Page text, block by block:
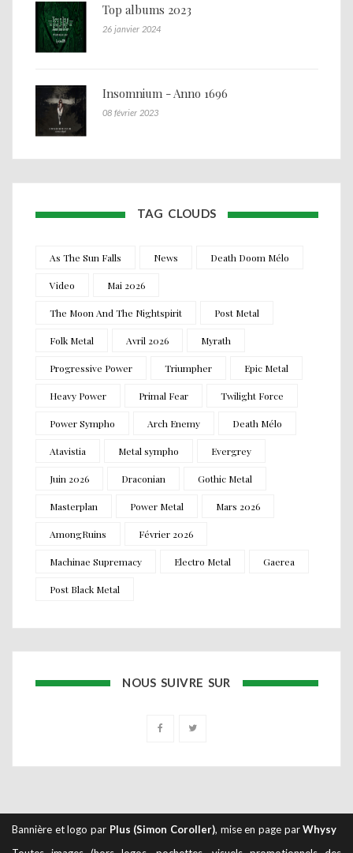
Top albums 2023
26 janvier 2024
Insomnium - Anno 1696
08 février 2023
TAG CLOUDS
As The Sun Falls News Death Doom Mélo
Video Mai 2026
The Moon And The Nightspirit Post Metal
Folk Metal Avril 2026 Myrath
Progressive Power Triumpher Epic Metal
Heavy Power Primal Fear Twilight Force
Power Sympho Arch Enemy Death Mélo
Atavistia Metal sympho Evergrey
Juin 2026 Draconian Gothic Metal
Masterplan Power Metal Mars 2026
AmongRuins Février 2026
Machinae Supremacy Electro Metal Gaerea
Post Black Metal
NOUS SUIVRE SUR
Bannière et logo par Plus (Simon Coroller), mise en page parWhysy